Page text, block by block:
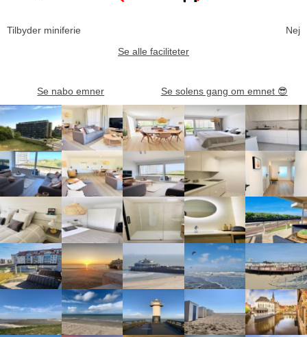
Tilbyder miniferie
Nej
Se alle faciliteter
Se nabo emner Se solens gang om emnet 😎